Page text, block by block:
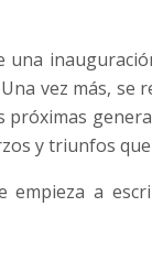
una
vez más, se
y triunfos
empieza a